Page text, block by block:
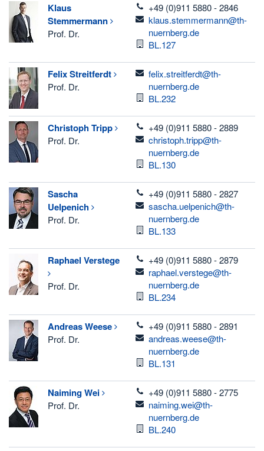
Klaus
Stemmermann
Prof. Dr.
telefon
+49 (0)911 5880 - 2846
email
klaus.stemmermann@th-
nuernberg.de
Raum
BL.127
FelixStreitferdt
Prof. Dr.
email
felix.streitferdt@th-
nuernberg.de
Raum
BL.232
ChristophTripp
Prof. Dr.
telefon
+49 (0)911 5880 - 2889
email
christoph.tripp@th-
nuernberg.de
Raum
BL.130
Sascha
Uelpenich
Prof. Dr.
telefon
+49 (0)911 5880 - 2827
email
sascha.uelpenich@th-
nuernberg.de
Raum
BL.133
Raphael Verstege
Prof. Dr.
telefon
+49 (0)911 5880 - 2879
email
raphael.verstege@th-
nuernberg.de
Raum
BL.234
AndreasWeese
Prof. Dr.
telefon
+49 (0)911 5880 - 2891
email
andreas.weese@th-
nuernberg.de
Raum
BL.131
NaimingWei
Prof. Dr.
telefon
+49 (0)911 5880 - 2775
email
naiming.wei@th-
nuernberg.de
Raum
BL.240